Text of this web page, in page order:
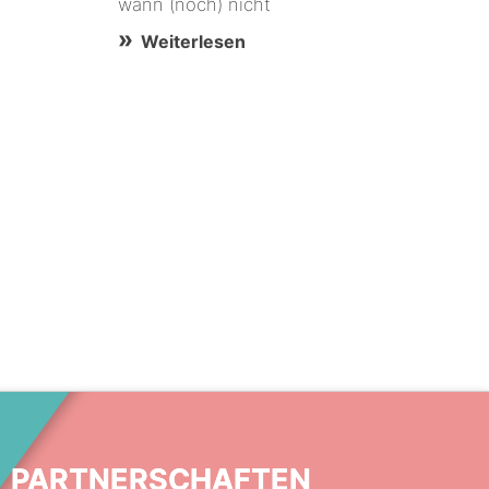
wann (noch) nicht
Weiterlesen
PARTNERSCHAFTEN